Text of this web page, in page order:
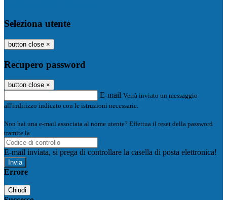
Seleziona utente
button close ×
Recupero password
button close ×
E-mail Verrà inviato un messaggio
all'indirizzo indicato con le istruzioni necessarie.
Non hai una e-mail associata al nome utente? Effettua il reset della password
tramite la
E-mail inviata, si prega di controllare la casella di posta elettronica!
Errore
Chiudi